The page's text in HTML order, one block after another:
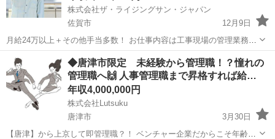
株式会社ザ・ライジングサン・ジャパン
佐賀市
12月9日
月給24万以上＋その他手当多数！ お仕事内容は工事現場の管理業務で
すが、 現場仕事は一切行いません！ 具体的には、 ・商業施設 ・オフ
ィスビル ・マンション ・学校 ・病院 ・福祉施設 な...
佐賀 佐賀市 営業事務 業務
◆唐津市限定 未経験から管理職！？憧れの
管理職へ🙌 人事管理職まで昇格すれば給…
年収4,000,000円
株式会社Lutsuku
唐津市
3月30日
【唐津】から上京して即管理職？！ ベンチャー企業だからこそ年齢に